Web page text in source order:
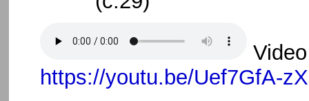
https://youtu.be/Uef7GfA-